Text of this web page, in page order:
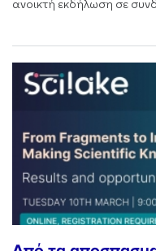
ανοικτή εκδήλωση σε